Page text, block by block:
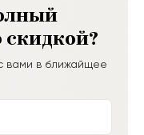
скидкой?
вами в ближайщее